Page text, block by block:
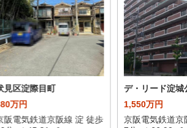
見区淀際目町
万円
阪電気鉄道京阪線 淀 徒歩
デ・リード淀城
1,550万円
京阪電気鉄道京